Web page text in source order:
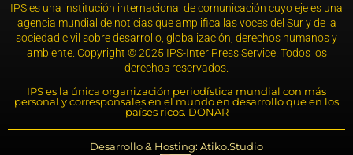
IPS es una institución internacional de comunicación cuyo eje es una
agencia mundial de noticias que amplifica las voces del Sur y de la
sociedad civil sobre desarrollo, globalización, derechos humanos y
ambiente. Copyright © 2025 IPS-Inter Press Service. Todos los
derechos reservados.
IPS es la única organización periodística mundial con más
personal y corresponsales en el mundo en desarrollo que en los
países ricos. DONAR
Desarrollo & Hosting: Atiko.Studio